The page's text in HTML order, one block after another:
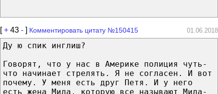
[+ 43 - ] Комментировать цитату №150415 01.06.2018
Ду ю спик инглиш?
Говорят, что у нас в Америке полиция чуть-
что начинает стрелять. Я не согласен. И вот
почему. У меня есть друг Петя. И у него
есть жена Мила, которую все называют Мила-